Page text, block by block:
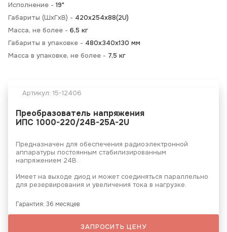
Исполнение - 19"
Габариты (ШхГхВ) - 420х254х88(2U)
Масса, не более - 6,5 кг
Габариты в упаковке - 480х340х130 мм
Масса в упаковке, не более - 7,5 кг
Артикул: 15-12406
Преобразователь напряжения
ИПС 1000-220/24B-25A-2U
Предназначен для обеспечения радиоэлектронной
аппаратуры постоянным стабилизированным
напряжением 24В.
Имеет на выходе диод и может соединяться параллельно
для резервирования и увеличения тока в нагрузке.
Гарантия: 36 месяцев
ЗАПРОСИТЬ ЦЕНУ